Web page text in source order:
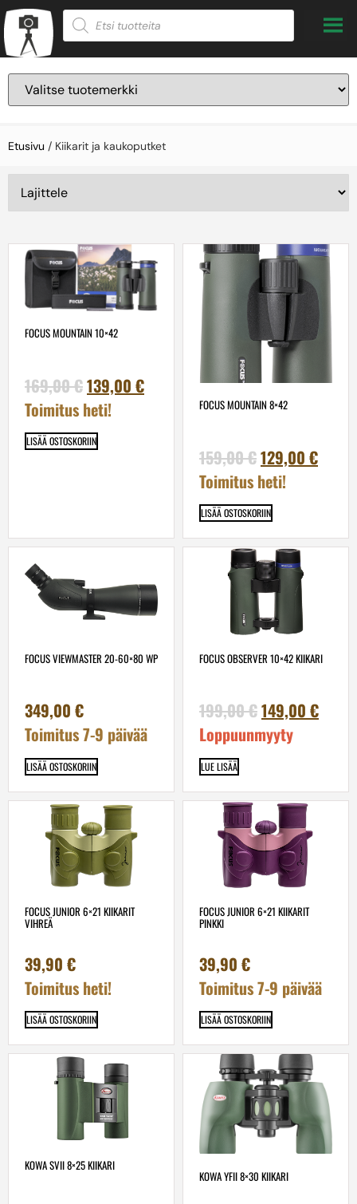
Etusivu / Kiikarit ja kaukoputket
FOCUS MOUNTAIN 10×42
169,00€139,00 €
Toimitus heti!
LISÄÄ OSTOSKORIIN
FOCUS MOUNTAIN 8×42
159,00€129,00 €
Toimitus heti!
LISÄÄ OSTOSKORIIN
FOCUS VIEWMASTER 20-60×80 WP
349,00 €
Toimitus 7-9 päivää
LISÄÄ OSTOSKORIIN
FOCUS OBSERVER 10×42 KIIKARI
199,00€149,00 €
Loppuunmyyty
LUE LISÄÄ
FOCUS JUNIOR 6×21 KIIKARIT
VIHREÄ
39,90 €
Toimitus heti!
LISÄÄ OSTOSKORIIN
FOCUS JUNIOR 6×21 KIIKARIT
PINKKI
39,90 €
Toimitus 7-9 päivää
LISÄÄ OSTOSKORIIN
KOWA SVII 8×25 KIIKARI
KOWA YFII 8×30 KIIKARI